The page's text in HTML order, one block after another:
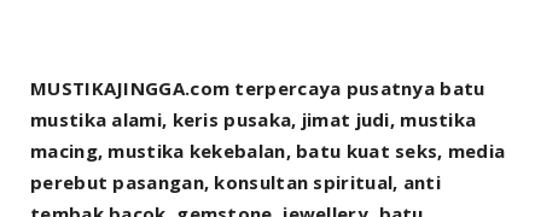
MUSTIKAJINGGA.com terpercaya pusatnya batu
mustika alami, keris pusaka, jimat judi, mustika
macing, mustika kekebalan, batu kuat seks, media
perebut pasangan, konsultan spiritual, anti